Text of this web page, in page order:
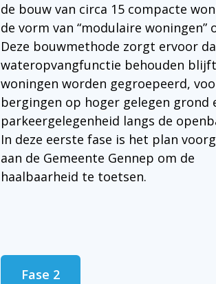
de bouw van circa 15 compacte
de vorm van “modulaire woningen”
Deze bouwmethode zorgt ervoor
wateropvangfunctie behouden
woningen worden gegroepeerd,
bergingen op hoger gelegen grond
parkeergelegenheid langs de
In deze eerste fase is het plan
aan de Gemeente Gennep om de
haalbaarheid te toetsen.
Fase 2